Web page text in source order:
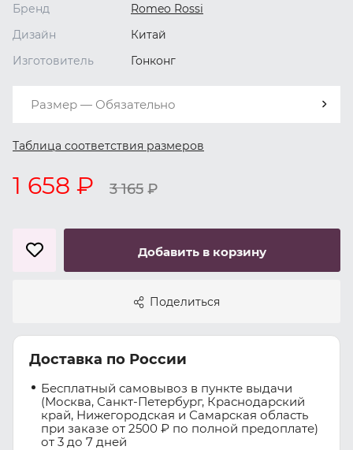
Бренд
Romeo Rossi
Дизайн
Китай
Изготовитель
Гонконг
Размер — Обязательно
Таблица соответствия размеров
1 658 ₽ 3 165 ₽
Добавить в корзину
Поделиться
Доставка по России
Бесплатный самовывоз в пункте выдачи
(Москва, Санкт-Петербург, Краснодарский
край, Нижегородская и Самарская область
при заказе от 2500 ₽ по полной предоплате)
от 3 до 7 дней